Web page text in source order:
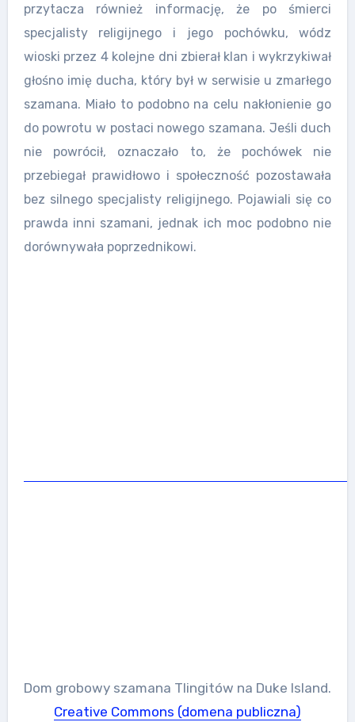
przytacza również informację, że po śmierci
specjalisty religijnego i jego pochówku, wódz
wioski przez 4 kolejne dni zbierał klan i wykrzykiwał
głośno imię ducha, który był w serwisie u zmarłego
szamana. Miało to podobno na celu nakłonienie go
do powrotu w postaci nowego szamana. Jeśli duch
nie powrócił, oznaczało to, że pochówek nie
przebiegał prawidłowo i społeczność pozostawała
bez silnego specjalisty religijnego. Pojawiali się co
prawda inni szamani, jednak ich moc podobno nie
dorównywała poprzednikowi.
Dom grobowy szamana Tlingitów na Duke Island.
Creative Commons (domena publiczna)